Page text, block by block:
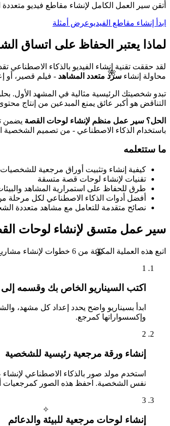
🦋
🌺
✧
أتقن سير العمل الكامل لإنشاء مقاطع فيديو
ابدأ إنشاء مقاطع الفيديوعرض أمثلة
لماذا يعتبر الحفاظ على اتساق
محاولة إنشاء سرد متعدد المشاهد - فيلم قصير، أو
تبدو شخصيتك الرئيسية مثالية في المشهد الأول.
التناقض هو أكبر عائق يمنع المبدعين من إنتاج
الحل؟ سير عمل منظم لإنشاء لوحات القصة يضمن
باستخدام الذكاء الاصطناعي - من تصميم الشخصية
ما ستتعلمه
كيفية إنشاء وتثبيت أوراق مرجعية
تقنيات لإنشاء لوحات قصة متسقة
طرق للحفاظ على استمرارية المشاهد
أفضل أدوات الذكاء الاصطناعي لكل مرحلة
نصائح متقدمة للتعامل مع مشاهد متعددة
سير عمل متسق لإنشاء لوحات
اتبع هذه العملية المكونة من 6 خطوات لإنشاء مشاريع فيديو باستخدام الذكاء الاصطناعي حيث يبدو كل إطار وكأنه ينتمي إلى نفس الإنتاج.
1
اكتب السيناريو الخاص بك وقسمه
ابدأ بسيناريو واضح يحدد إعداد كل
وإكسسواراتها كمرجع.
2
إنشاء ورقة مرجعية رئيسية للشخصية
استخدم مولد صور بالذكاء الاصطناعي
نفس الشخصية. احفظ هذه الصور كمرجعيات
3
إنشاء لوحات مرجعية للبيئة والدعائم